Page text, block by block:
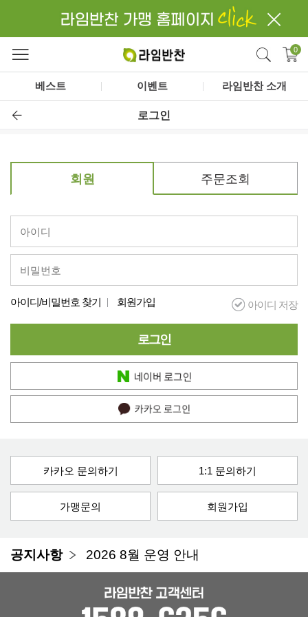
0
베스트 이벤트 라임반찬 소개
로그인
회원 주문조회
아이디/비밀번호 찾기 회원가입 아이디 저장
네이버로그인
카카오로그인
카카오 문의하기 1:1 문의하기
가맹문의 회원가입
공지사항 2026 8월 운영 안내